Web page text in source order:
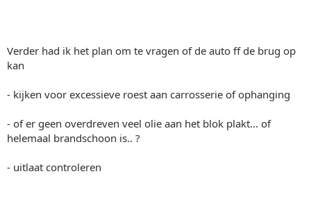
Verder had ik het plan om te vragen of de auto ff de brug op
kan
- kijken voor excessieve roest aan carrosserie of ophanging
- of er geen overdreven veel olie aan het blok plakt... of
helemaal brandschoon is.. ?
- uitlaat controleren